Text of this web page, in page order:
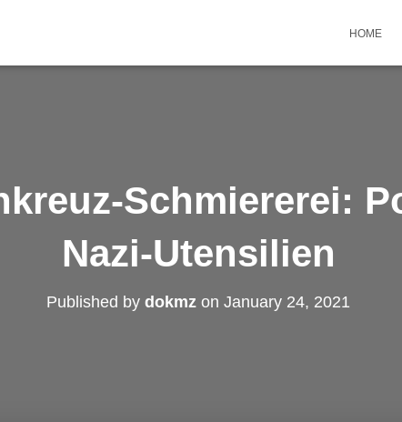
HOME
Schmiererei:
Nazi-Utensilien
Published by dokmz on January 24, 2021